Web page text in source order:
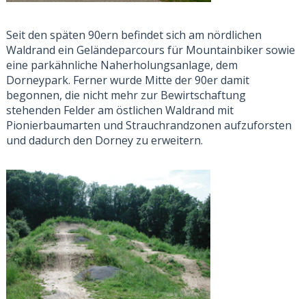
Seit den späten 90ern befindet sich am nördlichen
Waldrand ein Geländeparcours für Mountainbiker sowie
eine parkähnliche Naherholungsanlage, dem
Dorneypark. Ferner wurde Mitte der 90er damit
begonnen, die nicht mehr zur Bewirtschaftung
stehenden Felder am östlichen Waldrand mit
Pionierbaumarten und Strauchrandzonen aufzuforsten
und dadurch den Dorney zu erweitern.